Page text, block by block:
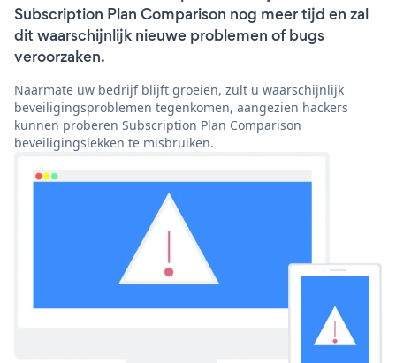
Subscription Plan Comparison nog meer tijd en zal
dit waarschijnlijk nieuwe problemen of bugs
veroorzaken.
Naarmate uw bedrijf blijft groeien, zult u waarschijnlijk
beveiligingsproblemen tegenkomen, aangezien hackers
kunnen proberen Subscription Plan Comparison
beveiligingslekken te misbruiken.